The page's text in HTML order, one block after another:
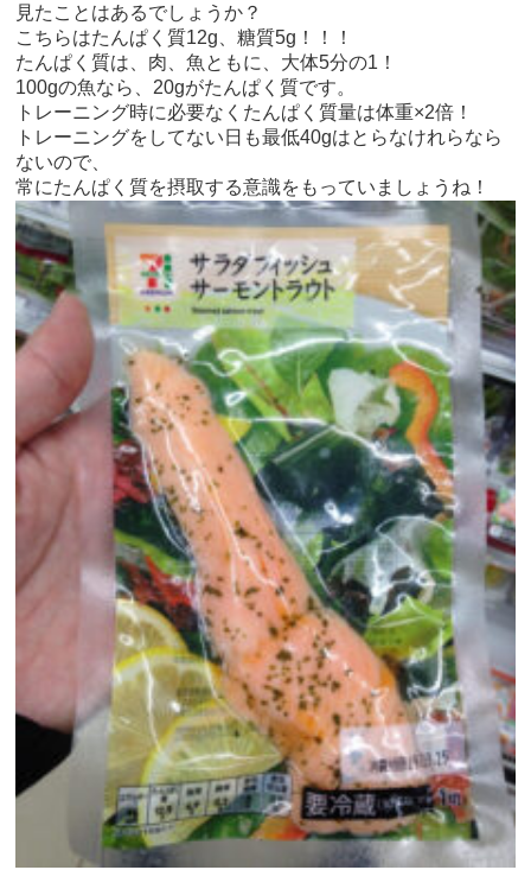
見たことはあるでしょうか？
こちらはたんぱく質12g、糖質5g！！！
たんぱく質は、肉、魚ともに、大体5分の1！
100gの魚なら、20gがたんぱく質です。
トレーニング時に必要なくたんぱく質量は体重×2倍！
トレーニングをしてない日も最低40gはとらなけれらなら
ないので、
常にたんぱく質を摂取する意識をもっていましょうね！